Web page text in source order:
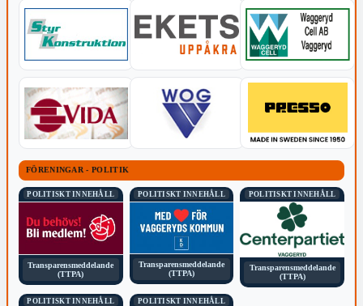
FÖRENINGAR - POLITIK
POLITISKT INNEHÅLL
Transparensmeddelande
(TTPA)
POLITISKT INNEHÅLL
Transparensmeddelande
(TTPA)
POLITISKT INNEHÅLL
Transparensmeddelande
(TTPA)
POLITISKT INNEHÅLL POLITISKT INNEHÅLL